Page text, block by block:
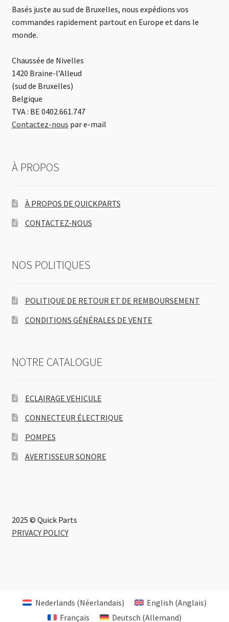
Basés juste au sud de Bruxelles, nous expédions vos
commandes rapidement partout en Europe et dans le
monde.
Chaussée de Nivelles
1420 Braine-l’Alleud
(sud de Bruxelles)
Belgique
TVA : BE 0402.661.747
Contactez-nous par e-mail
À PROPOS
À PROPOS DE QUICKPARTS
CONTACTEZ-NOUS
NOS POLITIQUES
POLITIQUE DE RETOUR ET DE REMBOURSEMENT
CONDITIONS GÉNÉRALES DE VENTE
NOTRE CATALOGUE
ECLAIRAGE VEHICULE
CONNECTEUR ÉLECTRIQUE
POMPES
AVERTISSEUR SONORE
2025 © Quick Parts
PRIVACY POLICY
Nederlands (Néerlandais) English (Anglais)
Français
Deutsch (Allemand)